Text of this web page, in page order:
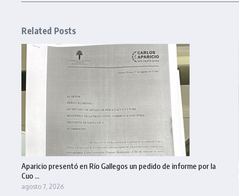
Related Posts
Aparicio presentó en Río Gallegos un pedido de informe por la
Cuo ...
agosto 7, 2026